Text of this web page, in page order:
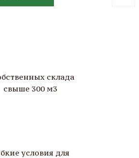
склада
свыше 300 м3
условия для